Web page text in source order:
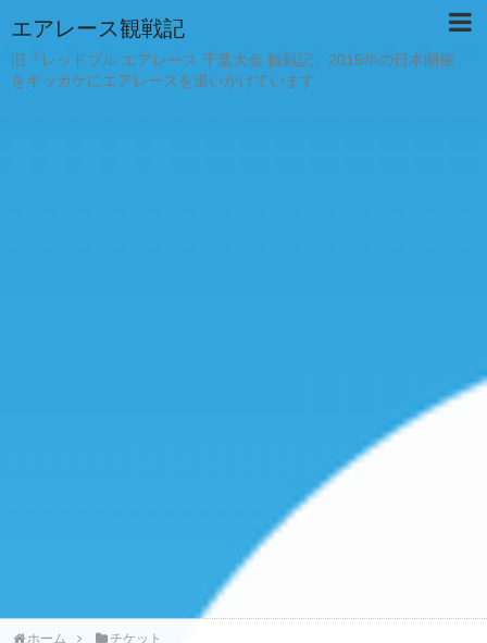
エアレース観戦記
旧「レッドブル エアレース 千葉大会 観戦記」2015年の日本開催
をキッカケにエアレースを追いかけています
ホーム チケット